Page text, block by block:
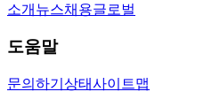
소개 뉴스채용글로벌
도움말
문의하기 상태사이트맵